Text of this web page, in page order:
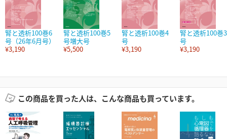
腎と透析100巻6
号（26年6月号）
¥3,190
腎と透析100巻5
号増大号
¥5,500
腎と透析100巻4
号
¥3,190
腎と透析100巻3
号
¥3,190
この商品を買った人は、こんな商品も買っています。